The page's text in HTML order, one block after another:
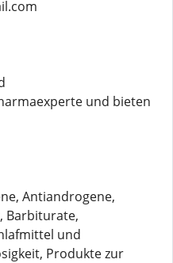
und bieten
Antiandrogene,
Barbiturate,
und
Produkte zur